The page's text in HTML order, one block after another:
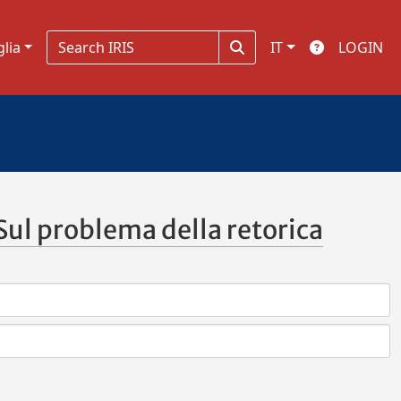
IT LOGIN
problema della retorica